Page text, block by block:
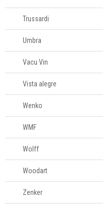
Trussardi
Umbra
Vacu Vin
Vista alegre
Wenko
WMF
Wolff
Woodart
Zenker